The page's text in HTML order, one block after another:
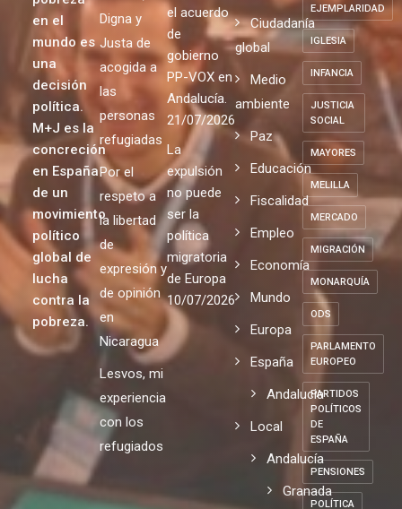
en el
mundo es
una
decisión
política.
M+J es la
concreción
en España
de un
movimiento
político
global de
lucha
contra la
pobreza.
Digna y
Justa de
acogida a
las
personas
refugiadas
Por el
respeto a
la libertad
de
expresión y
de opinión
en
Nicaragua
Lesvos, mi
experiencia
con los
refugiados
el acuerdo
de
gobierno
PP-VOX en
Andalucía.
21/07/2026
La
expulsión
no puede
ser la
política
migratoria
de Europa
10/07/2026
Ciudadanía
global
Medio
ambiente
Paz
Educación
Fiscalidad
Empleo
Economía
Mundo
Europa
España
Andalucia
Local
Andalucía
Granada
EJEMPLARIDAD
IGLESIA
INFANCIA
JUSTICIA
SOCIAL
MAYORES
MELILLA
MERCADO
MIGRACIÓN
MONARQUÍA
ODS
PARLAMENTO
EUROPEO
PARTIDOS
POLÍTICOS
DE
ESPAÑA
PENSIONES
POLÍTICA